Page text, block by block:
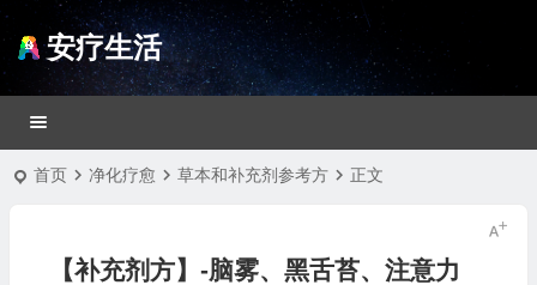
安疗生活
首页 净化疗愈 草本和补充剂参考方 正文
【补充剂方】-脑雾、黑舌苔、注意力